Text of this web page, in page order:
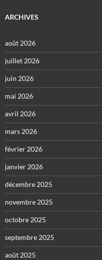
ARCHIVES
août 2026
juillet 2026
juin 2026
mai 2026
avril 2026
mars 2026
février 2026
janvier 2026
décembre 2025
novembre 2025
octobre 2025
septembre 2025
août 2025